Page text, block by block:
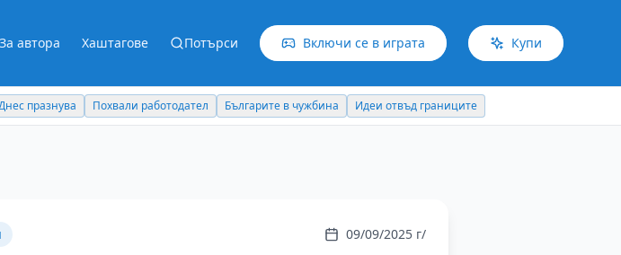
За автора Хаштагове Потърси Включи се в играта Купи
празнува Похвали работодател Българите в чужбина Идеи отвъд границите
09/09/2025 г/